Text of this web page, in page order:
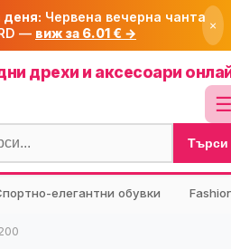
деня: Червена вечерна чанта
— виж за 6.01 € → ×
дрехи и аксесоари
Начало
🔥 Намаления
🧮 Калкулатори Търси
елегантни обувки